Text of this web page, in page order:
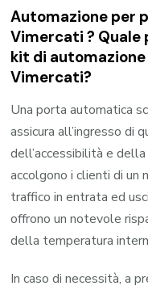
Automazione per
Vimercati ? Quale
kit di
Vimercati?
Una porta automatica
assicura all’ingresso di
dell’accessibilità e
accolgono i clienti di un
traffico in entrata ed
offrono un notevole
della temperatura
In caso di necessità, a